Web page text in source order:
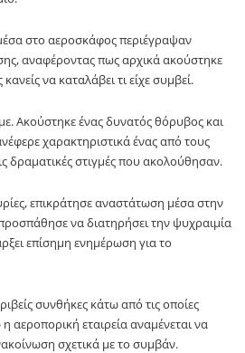
στο αεροσκάφος περιέγραψαν
αναφέροντας πως αρχικά ακούστηκε
να καταλάβει τι είχε συμβεί.
Ακούστηκε ένας δυνατός θόρυβος και
χαρακτηριστικά ένας από τους
δραματικές στιγμές που ακολούθησαν.
επικράτησε αναστάτωση μέσα στην
να διατηρήσει την ψυχραιμία
επίσημη ενημέρωση για το
συνθήκες κάτω από τις οποίες
αεροπορική εταιρεία αναμένεται να
σχετικά με το συμβάν.